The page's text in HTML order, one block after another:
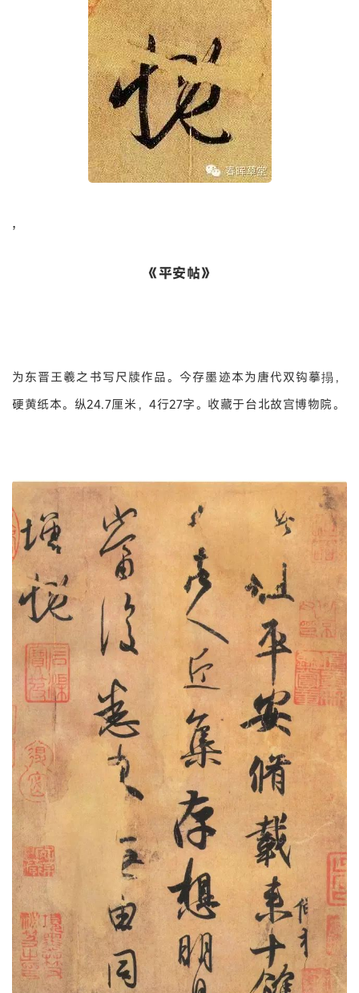
,
《平安帖》
为东晋王羲之书写尺牍作品。今存墨迹本为唐代双钩摹搨，
硬黄纸本。纵24.7厘米，4行27字。收藏于台北故宫博物院。